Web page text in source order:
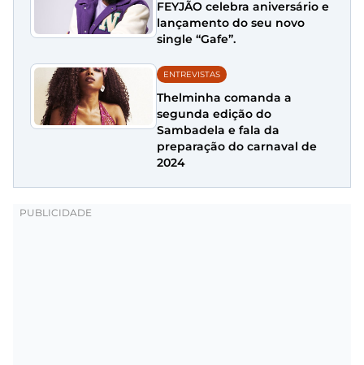
FEYJÃO celebra aniversário e
lançamento do seu novo
single “Gafe”.
ENTREVISTAS
Thelminha comanda a
segunda edição do
Sambadela e fala da
preparação do carnaval de
2024